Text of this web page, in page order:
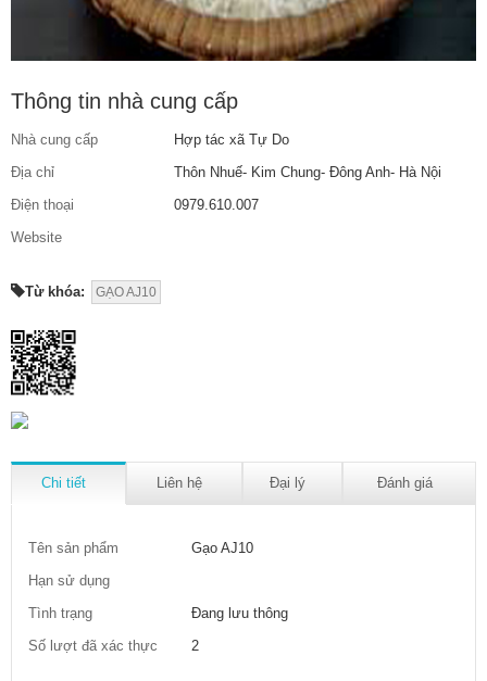
Thông tin nhà cung cấp
Nhà cung cấp
Hợp tác xã Tự Do
Địa chỉ
Thôn Nhuế- Kim Chung- Đông Anh- Hà Nội
Điện thoại
0979.610.007
Website
Từ khóa: GẠO AJ10
Chi tiết Liên hệ Đại lý Đánh giá
Tên sản phẩm
Gạo AJ10
Hạn sử dụng
Tình trạng
Đang lưu thông
Số lượt đã xác thực
2